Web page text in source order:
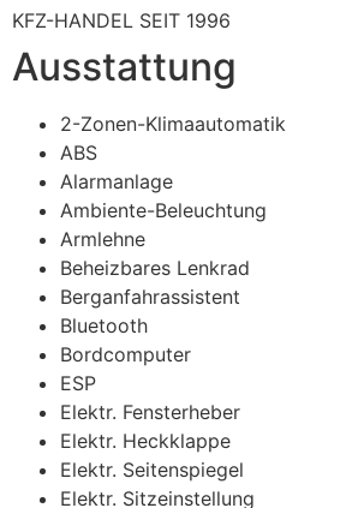
KFZ-HANDEL SEIT 1996
Ausstattung
2-Zonen-Klimaautomatik
ABS
Alarmanlage
Ambiente-Beleuchtung
Armlehne
Beheizbares Lenkrad
Berganfahrassistent
Bluetooth
Bordcomputer
ESP
Elektr. Fensterheber
Elektr. Heckklappe
Elektr. Seitenspiegel
Elektr. Sitzeinstellung